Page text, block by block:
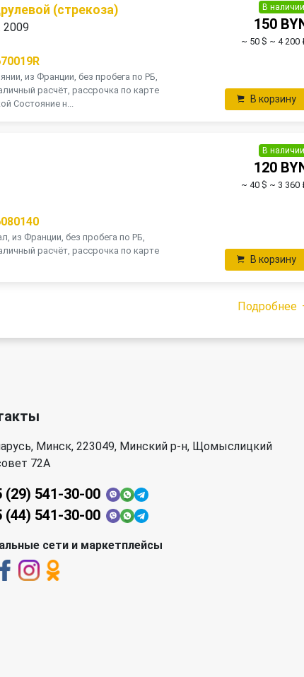
(стрекоза)
2009
из Франции, без пробега по РБ,
расчёт, рассрочка по карте
Состояние н...
В наличии
150
~ 50 $ ~ 4 200
В корзину
из Франции, без пробега по РБ,
расчёт, рассрочка по карте
В наличии
120
~ 40 $ ~ 3 360
В корзину
Подробнее
Минск, 223049, Минский р-н, Щомыслицкий
72А
(29) 541-30-00
(44) 541-30-00
сети и маркетплейсы